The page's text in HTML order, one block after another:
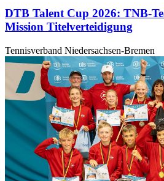
DTB Talent Cup 2026: TNB-
Mission Titelverteidigung
Tennisverband Niedersachsen-Bremen